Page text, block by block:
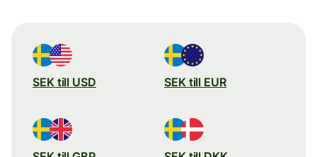
SEK till USD SEK till EUR